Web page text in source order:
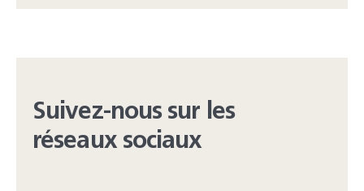
Suivez-nous sur les
réseaux sociaux